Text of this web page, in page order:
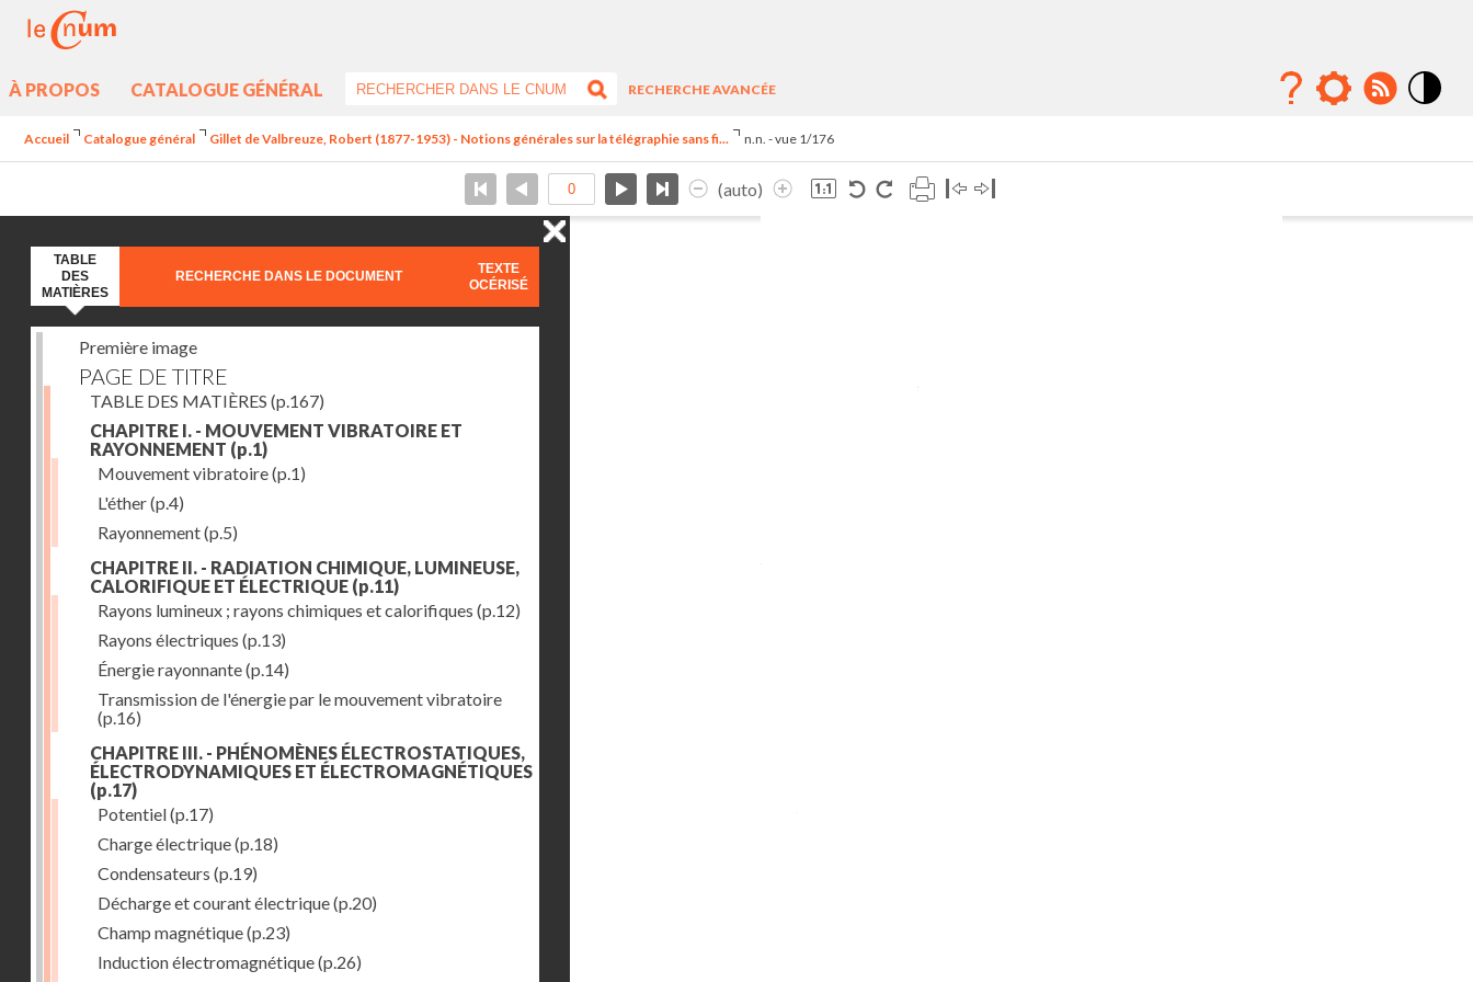
À PROPOS CATALOGUE GÉNÉRAL
RECHERCHE AVANCÉE
Accueil Catalogue général Gillet de Valbreuze, Robert (1877-1953) - Notions générales sur la télégraphie sans fi... n.n. - vue 1/176
(auto)
TABLE
DES
MATIÈRES
RECHERCHE DANS LE DOCUMENT
TEXTE
OCÉRISÉ
Première image
PAGE DE TITRE
TABLE DES MATIÈRES (p.167)
CHAPITRE I. - MOUVEMENT VIBRATOIRE ET
RAYONNEMENT (p.1)
Mouvement vibratoire(p.1)
L'éther(p.4)
Rayonnement(p.5)
CHAPITRE II. - RADIATION CHIMIQUE, LUMINEUSE,
CALORIFIQUE ET ÉLECTRIQUE (p.11)
Rayons lumineux ; rayons chimiques et calorifiques (p.12)
Rayons électriques (p.13)
Énergie rayonnante(p.14)
Transmission de l'énergie par le mouvement vibratoire
(p.16)
CHAPITRE III. - PHÉNOMÈNES ÉLECTROSTATIQUES,
ÉLECTRODYNAMIQUES ET ÉLECTROMAGNÉTIQUES
(p.17)
Potentiel(p.17)
Charge électrique(p.18)
Condensateurs (p.19)
Décharge et courant électrique(p.20)
Champ magnétique(p.23)
Induction électromagnétique(p.26)